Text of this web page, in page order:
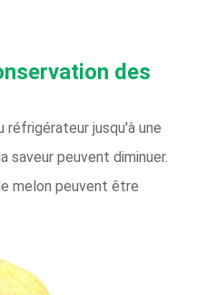
des
réfrigérateur jusqu'à une
saveur peuvent diminuer.
melon peuvent être